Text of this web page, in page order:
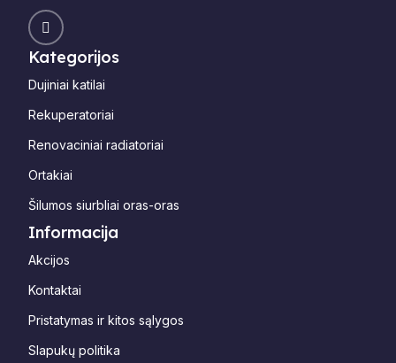
Kategorijos
Dujiniai katilai
Rekuperatoriai
Renovaciniai radiatoriai
Ortakiai
Šilumos siurbliai oras-oras
Informacija
Akcijos
Kontaktai
Pristatymas ir kitos sąlygos
Slapukų politika